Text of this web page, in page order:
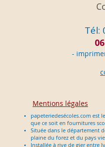
Tél:
- im
Mentions légales
papeteriedesécoles.com est
que ce soit en fournitures
Située dans le département
plaine du forez et du pays
Installée à rive de gier entre